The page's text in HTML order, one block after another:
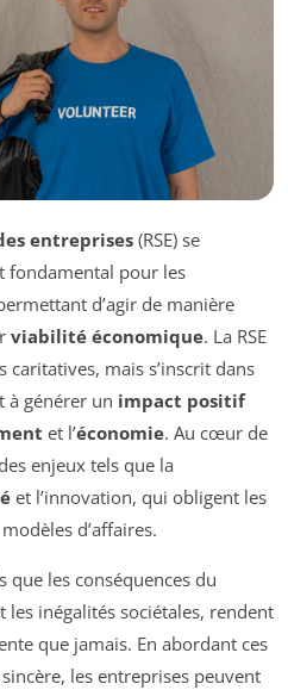
entreprises (RSE) se
fondamental pour les
d’agir de manière
viabilité économique. La RSE
caritatives, mais s’inscrit dans
à générer un impact positif
et l’économie. Au cœur de
enjeux tels que la
et l’innovation, qui obligent les
d’affaires.
que les conséquences du
les inégalités sociétales, rendent
que jamais. En abordant ces
les entreprises peuvent